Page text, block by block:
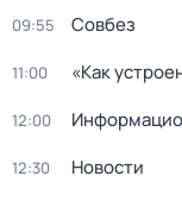
09:55 Совбез
11:00 «Как
12:00
12:30 Новости